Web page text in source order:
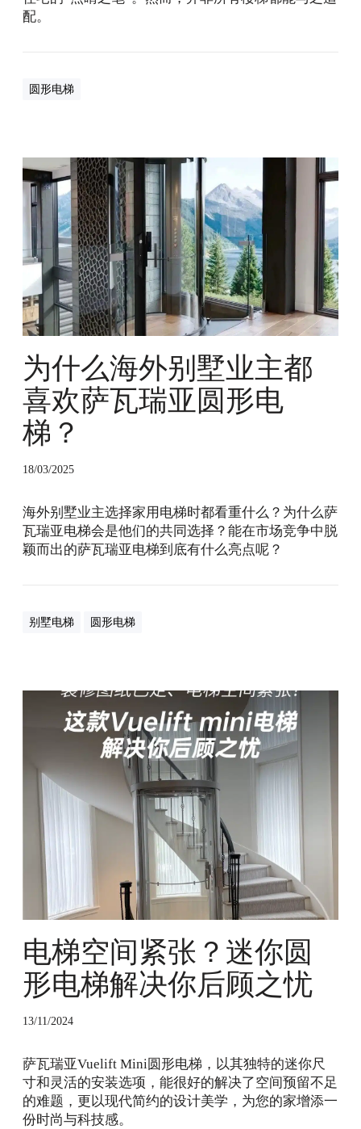
配。
圆形电梯
为
什
么
海
外
别
业
主
都
喜
欢
萨
瓦
瑞
亚
圆
梯
？
为什么海外别墅业主都
喜欢萨瓦瑞亚圆形电
梯？
18/03/2025
海外别墅业主选择家用电梯时都看重什么？为什么萨
瓦瑞亚电梯会是他们的共同选择？能在市场竞争中脱
颖而出的萨瓦瑞亚电梯到底有什么亮点呢？
别墅电梯 圆形电梯
梯
解
决
你
后
顾
电梯空间紧张？迷你圆
形电梯解决你后顾之忧
13/11/2024
萨瓦瑞亚Vuelift Mini圆形电梯，以其独特的迷你尺
寸和灵活的安装选项，能很好的解决了空间预留不足
的难题，更以现代简约的设计美学，为您的家增添一
份时尚与科技感。